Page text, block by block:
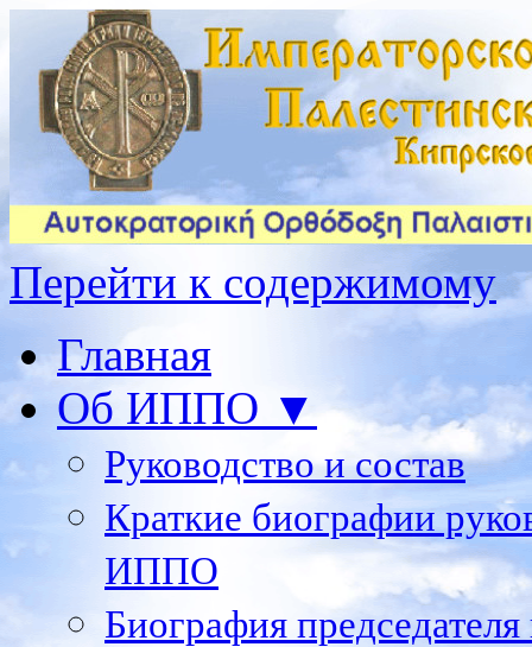
Перейти к содержимому
Главная
Об ИППО ▼
Руководство и состав
Краткие биографии
ИППО
Биография